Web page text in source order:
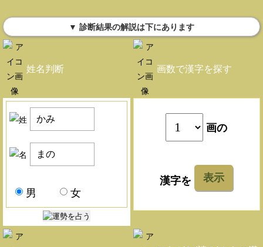
▼ 診断結果の解説は下にあります
姓名判断
男 女
画数で漢字を探す
画の
漢字を 表示